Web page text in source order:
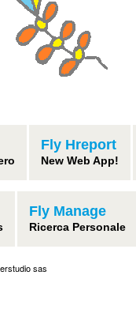
Fly Hreport
New Web App!
Fly Manage
Ricerca Personale
sas